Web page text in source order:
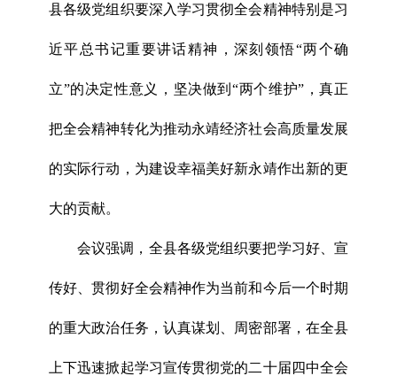
县各级党组织要深入学习贯彻全会精神特别是习
近平总书记重要讲话精神，深刻领悟“两个确
立”的决定性意义，坚决做到“两个维护”，真正
把全会精神转化为推动永靖经济社会高质量发展
的实际行动，为建设幸福美好新永靖作出新的更
大的贡献。
会议强调，全县各级党组织要把学习好、宣
传好、贯彻好全会精神作为当前和今后一个时期
的重大政治任务，认真谋划、周密部署，在全县
上下迅速掀起学习宣传贯彻党的二十届四中全会